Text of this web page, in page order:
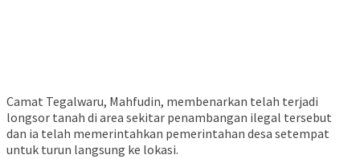
Camat Tegalwaru, Mahfudin, membenarkan telah terjadi
longsor tanah di area sekitar penambangan ilegal tersebut
dan ia telah memerintahkan pemerintahan desa setempat
untuk turun langsung ke lokasi.